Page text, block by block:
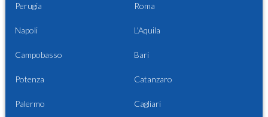
Perugia Roma
Napoli L'Aquila
Campobasso Bari
Potenza Catanzaro
Palermo Cagliari